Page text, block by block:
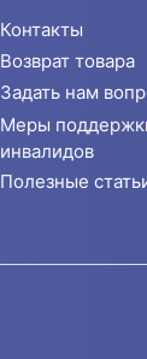
Контакты
Возврат товара
Задать нам
Меры
инвалидов
Полезные